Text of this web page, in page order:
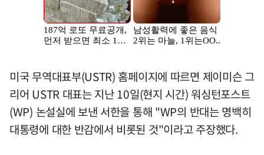
미국 무역대표부(USTR) 홈페이지에 따르면 제이미슨 그
리어 USTR 대표는 지난 10일(현지 시간) 워싱턴포스트
(WP) 논설실에 보낸 서한을 통해 "WP의 반대는 명백히
대통령에 대한 반감에서 비롯된 것"이라고 주장했다.